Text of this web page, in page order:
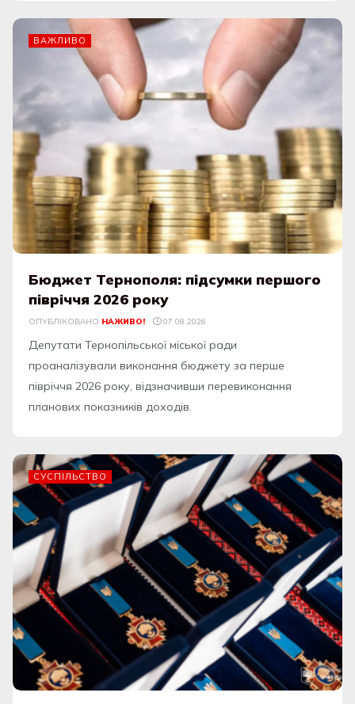
ВАЖЛИВО
Бюджет Тернополя: підсумки першого
півріччя 2026 року
ОПУБЛІКОВАНО НАЖИВО! 07.08.2026
Депутати Тернопільської міської ради
проаналізували виконання бюджету за перше
півріччя 2026 року, відзначивши перевиконання
планових показників доходів.
СУСПІЛЬСТВО